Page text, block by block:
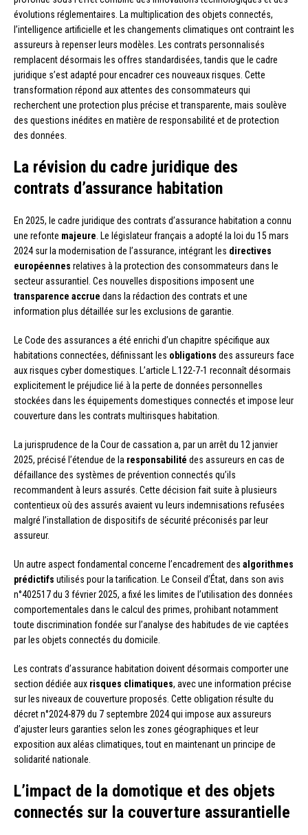
évolutions réglementaires. La multiplication des objets connectés,
l’intelligence artificielle et les changements climatiques ont contraint les
assureurs à repenser leurs modèles. Les contrats personnalisés
remplacent désormais les offres standardisées, tandis que le cadre
juridique s’est adapté pour encadrer ces nouveaux risques. Cette
transformation répond aux attentes des consommateurs qui
recherchent une protection plus précise et transparente, mais soulève
des questions inédites en matière de responsabilité et de protection
des données.
La révision du cadre juridique des
contrats d’assurance habitation
En 2025, le cadre juridique des contrats d’assurance habitation a connu
une refonte majeure . Le législateur français a adopté la loi du 15 mars
2024 sur la modernisation de l’assurance, intégrant les directives
européennes relatives à la protection des consommateurs dans le
secteur assurantiel. Ces nouvelles dispositions imposent une
transparence accrue dans la rédaction des contrats et une
information plus détaillée sur les exclusions de garantie.
Le Code des assurances a été enrichi d’un chapitre spécifique aux
habitations connectées, définissant les obligations des assureurs face
aux risques cyber domestiques. L’article L.122-7-1 reconnaît désormais
explicitement le préjudice lié à la perte de données personnelles
stockées dans les équipements domestiques connectés et impose leur
couverture dans les contrats multirisques habitation.
La jurisprudence de la Cour de cassation a, par un arrêt du 12 janvier
2025, précisé l’étendue de la responsabilité des assureurs en cas de
défaillance des systèmes de prévention connectés qu’ils
recommandent à leurs assurés. Cette décision fait suite à plusieurs
contentieux où des assurés avaient vu leurs indemnisations refusées
malgré l’installation de dispositifs de sécurité préconisés par leur
assureur.
Un autre aspect fondamental concerne l’encadrement des algorithmes
prédictifs utilisés pour la tarification. Le Conseil d’État, dans son avis
n°402517 du 3 février 2025, a fixé les limites de l’utilisation des données
comportementales dans le calcul des primes, prohibant notamment
toute discrimination fondée sur l’analyse des habitudes de vie captées
par les objets connectés du domicile.
Les contrats d’assurance habitation doivent désormais comporter une
section dédiée aux risques climatiques, avec une information précise
sur les niveaux de couverture proposés. Cette obligation résulte du
décret n°2024-879 du 7 septembre 2024 qui impose aux assureurs
d’ajuster leurs garanties selon les zones géographiques et leur
exposition aux aléas climatiques, tout en maintenant un principe de
solidarité nationale.
L’impact de la domotique et des objets
connectés sur la couverture assurantielle